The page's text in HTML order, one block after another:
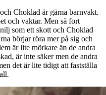
Choklad är gärna barnvakt.
och vaktar. Men så fort
som ett skott och Choklad
börjar röra mer på sig och
är lite mörkare än de andra
är inte säker men de andra
det är lite tidigt att fastställa